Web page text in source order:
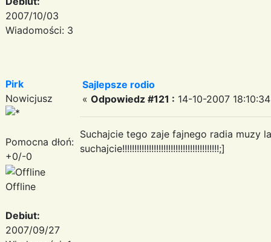
2007/10/03
Wiadomości: 3
Pirk
Nowicjusz
Pomocna dłoń:
+0/-0
Offline
Debiut:
2007/09/27
Sajlepsze rodio
« Odpowiedz #121 : 14-10-2007
Suchajcie tego zaje fajnego radia muzy
suchajcie!!!!!!!!!!!!!!!!!!!!!!!!!!!!!!!!!!!!!!!!;]